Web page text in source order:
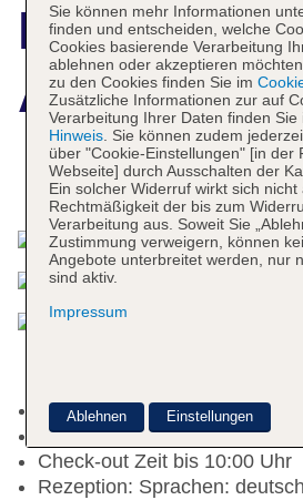
Hotel
Augustus
Das bietet Ihre
Kurtaxe/Ökotaxe/
Check-in Zeit ab 14:00 Uhr
Check-out Zeit bis 10:00 Uhr
Rezeption: Sprachen:
Sie können mehr Informationen
finden und entscheiden, welche
Cookies basierende Verarbeitung
ablehnen oder akzeptieren
zu den Cookies finden Sie im
Zusätzliche Informationen zur auf
Verarbeitung Ihrer Daten finden Sie
Hinweis. Sie können zudem
über "Cookie-Einstellungen" [in der
Webseite] durch Ausschalten der
Ein solcher Widerruf wirkt sich nicht
Rechtmäßigkeit der bis zum
Verarbeitung aus. Soweit Sie
Zustimmung verweigern, können
Angebote unterbreitet werden, nur
sind aktiv.
Impressum
Ablehnen Einstellungen